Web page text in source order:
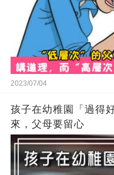
2023/07/04
孩子在幼稚園「過得
來，父母要留心